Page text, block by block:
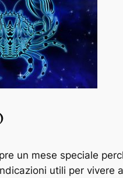
un mese speciale
utili per vivere